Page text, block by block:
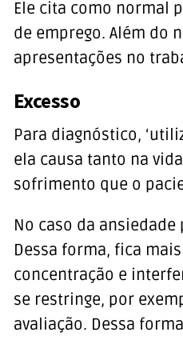
Ele cita como normal
de emprego. Além do
apresentações no
Excesso
Para diagnóstico,
ela causa tanto na
sofrimento que o
No caso da
Dessa forma, fica
concentração e
se restringe, por
avaliação. Dessa